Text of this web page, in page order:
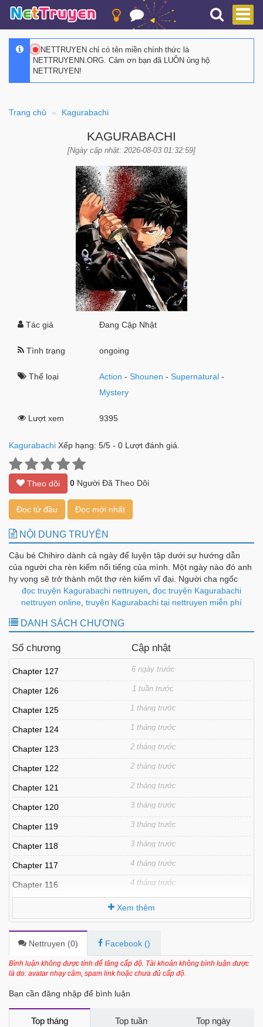
NETTRUYEN chỉ có tên miền chính thức là
NETTRUYENN.ORG. Cảm ơn bạn đã LUÔN ủng hộ
NETTRUYEN!
Trang chủ Kagurabachi
KAGURABACHI
[Ngày cập nhật: 2026-08-03 01:32:59]
Tác giả Đang Cập Nhật
Tình trạng ongoing
Thể loại Action -Shounen -Supernatural -
Mystery
Lượt xem 9395
Kagurabachi Xếp hạng: 5/5 - 0 Lượt đánh giá.
Theo dõi 0 Người Đã Theo Dõi
Đọc từ đầu Đọc mới nhất
NỘI DUNG TRUYỆN
Cậu bé Chihiro dành cả ngày để luyện tập dưới sự hướng dẫn
của người cha rèn kiếm nổi tiếng của mình. Một ngày nào đó anh
hy vọng sẽ trở thành một thợ rèn kiếm vĩ đại. Người cha ngốc
nghếch và cậu con trai nghiêm túc--họ tưởng những ngày này sẽ
kéo dài mãi mãi. Nhưng bất ngờ, bi kịch ập đến. Một ngày đen tối
Hành động đấu kiếm hoành tráng!
đọc truyện Kagurabachi nettruyen đọc truyện Kagurabachi
nettruyen online truyện Kagurabachi tại nettruyen miễn phí
DANH SÁCH CHƯƠNG
Số chương Cập nhật
Chapter 127 6 ngày trước
Chapter 126 1 tuần trước
Chapter 125 1 tháng trước
Chapter 124 1 tháng trước
Chapter 123 2 tháng trước
Chapter 122 2 tháng trước
Chapter 121 2 tháng trước
Chapter 120 3 tháng trước
Chapter 119 3 tháng trước
Chapter 118 3 tháng trước
Chapter 117 4 tháng trước
Chapter 116 4 tháng trước
Chapter 114 4 tháng trước
Chapter 113 5 tháng trước
Chapter 112.5 4 tháng trước
5 tháng trước
Chapter 111
Chapter 110 6 tháng trước
Xem thêm
Nettruyen (0) Facebook ()
Bình luận không được tính để tăng cấp độ. Tài khoản không bình luận được
là do: avatar nhạy cảm, spam link hoặc chưa đủ cấp độ.
Bạn cần đăng nhập để bình luận
Top tháng Top tuần Top ngày